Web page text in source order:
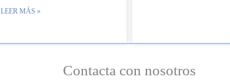
LEER MÁS »
Contacta con nosotros